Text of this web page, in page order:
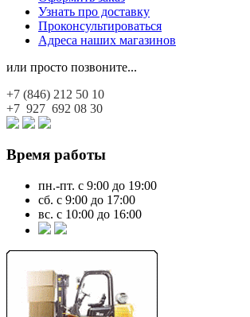
Узнать про доставку
Проконсультироваться
Адреса наших магазинов
или просто позвоните...
+7 (846) 212 50 10
+7 927 692 08 30
Время работы
пн.-пт. с 9:00 до 19:00
сб. с 9:00 до 17:00
вс. с 10:00 до 16:00